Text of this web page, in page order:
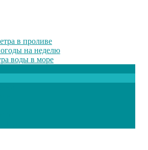
в проливе
на неделю
воды в море